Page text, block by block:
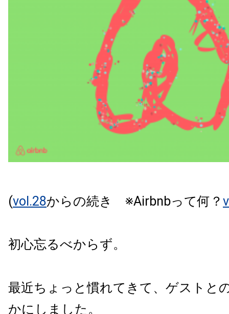
(vol.28からの続き ※Airbnbって何？
初心忘るべからず。
最近ちょっと慣れてきて、ゲストと
かにしました。